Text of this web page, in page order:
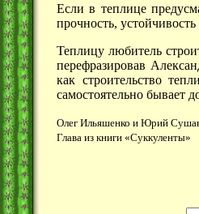
Если в теплице
прочность,
Теплицу любитель
перефразировав
как строительство
самостоятельно бывает
Олег Ильяшенко и Юрий
Глава из книги «Суккуленты»